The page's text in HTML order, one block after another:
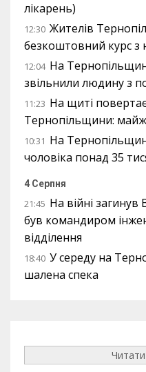
лікарень)
12:30 Жителів
безкоштовний курс з
12:04 На
звільнили людину з
11:23 На щиті
Тернопільщини:
10:31 На
чоловіка понад 35
4 Серпня
21:45 На війні
був командиром
відділення
18:40 У середу на
шалена спека